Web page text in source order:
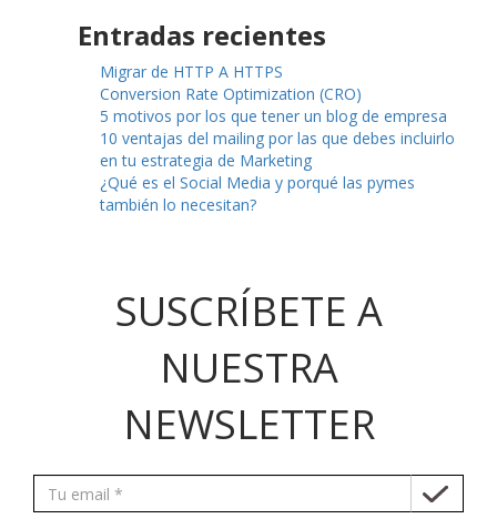
Entradas recientes
Migrar de HTTP A HTTPS
Conversion Rate Optimization (CRO)
5 motivos por los que tener un blog de empresa
10 ventajas del mailing por las que debes incluirlo
en tu estrategia de Marketing
¿Qué es el Social Media y porqué las pymes
también lo necesitan?
SUSCRÍBETE A
NUESTRA
NEWSLETTER